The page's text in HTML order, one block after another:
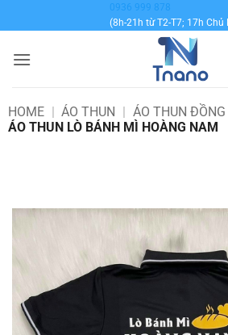
qua
dung
0936 999 878
(8h-21h từ T2-T7; 17h Chủ
HOME | ÁO THUN | ÁO THUN ĐỒNG
ÁO THUN LÒ BÁNH MÌ HOÀNG NAM